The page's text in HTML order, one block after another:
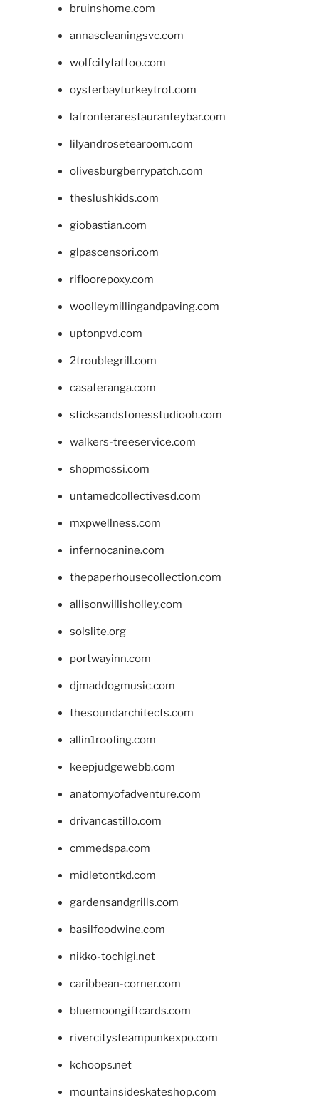
bruinshome.com
annascleaningsvc.com
wolfcitytattoo.com
oysterbayturkeytrot.com
lafronterarestauranteybar.com
lilyandrosetearoom.com
olivesburgberrypatch.com
theslushkids.com
giobastian.com
glpascensori.com
rifloorepoxy.com
woolleymillingandpaving.com
uptonpvd.com
2troublegrill.com
casateranga.com
sticksandstonesstudiooh.com
walkers-treeservice.com
shopmossi.com
untamedcollectivesd.com
mxpwellness.com
infernocanine.com
thepaperhousecollection.com
allisonwillisholley.com
solslite.org
portwayinn.com
djmaddogmusic.com
thesoundarchitects.com
allin1roofing.com
keepjudgewebb.com
anatomyofadventure.com
drivancastillo.com
cmmedspa.com
midletontkd.com
gardensandgrills.com
basilfoodwine.com
nikko-tochigi.net
caribbean-corner.com
bluemoongiftcards.com
rivercitysteampunkexpo.com
kchoops.net
mountainsideskateshop.com